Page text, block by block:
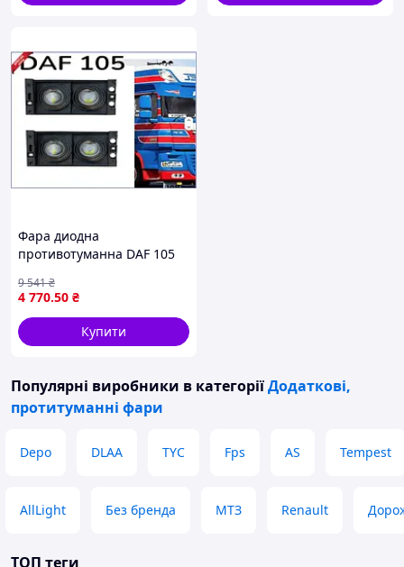
Фара диодна
противотуманна DAF 105
яскраве світло для
покращення видимості
ночі
4 770.50 ₴
9 541₴
Купити
Популярні виробники в категоріїДодаткові,
протитуманні фари
Depo DLAA TYC Fps AS Tempest
AllLight Без бренда МТЗ Renault
ТОП теги